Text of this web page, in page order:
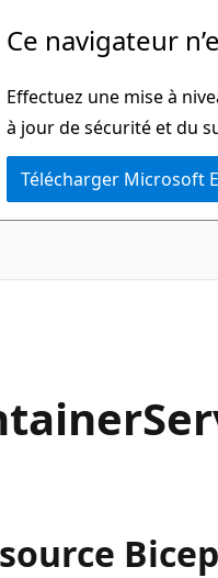
Ce navigateur
Effectuez une mise à
à jour de sécurité et du
Télécharger Microsoft
Bicep